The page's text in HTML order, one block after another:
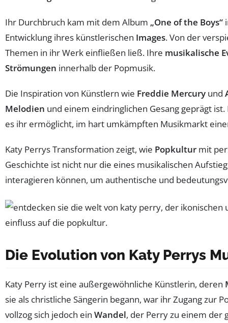
Ihr Durchbruch kam mit dem Album „One of the Boys“
Entwicklung ihres künstlerischen Images. Von der
Themen in ihr Werk einfließen ließ. Ihre musikalische
Strömungen innerhalb der Popmusik.
Die Inspiration von Künstlern wie Freddie Mercury und
Melodien und einem eindringlichen Gesang geprägt
es ihr ermöglicht, im hart umkämpften Musikmarkt
Katy Perrys Transformation zeigt, wie Popkultur mit
Geschichte ist nicht nur die eines musikalischen
interagieren können, um authentische und
Die Evolution von Katy Perrys
Katy Perry ist eine außergewöhnliche Künstlerin, deren
sie als christliche Sängerin begann, war ihr Zugang
vollzog sich jedoch ein Wandel, der Perry zu einem der